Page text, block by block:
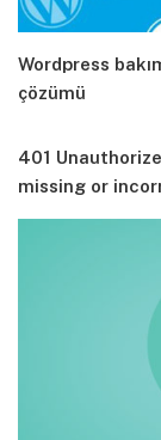
Wordpress
çözümü
401
missing or